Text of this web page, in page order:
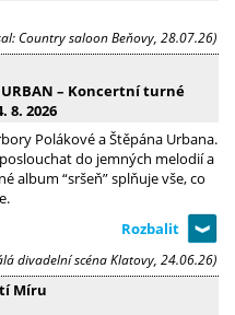
Country saloon Beňovy, 28.07.26)
URBAN – Koncertní turné
8. 2026
Polákové a Štěpána Urbana.
do jemných melodií a
album “sršeň” splňuje vše, co
divadelní scéna Klatovy, 24.06.26)
Míru